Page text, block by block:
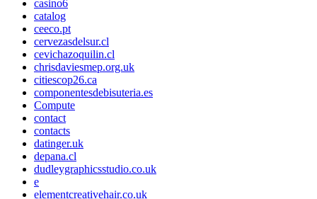
casino6
catalog
ceeco.pt
cervezasdelsur.cl
cevichazoquilin.cl
chrisdaviesmep.org.uk
citiescop26.ca
componentesdebisuteria.es
Compute
contact
contacts
datinger.uk
depana.cl
dudleygraphicsstudio.co.uk
e
elementcreativehair.co.uk